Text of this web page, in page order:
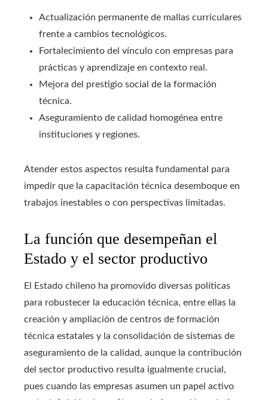
Actualización permanente de mallas curriculares
frente a cambios tecnológicos.
Fortalecimiento del vínculo con empresas para
prácticas y aprendizaje en contexto real.
Mejora del prestigio social de la formación
técnica.
Aseguramiento de calidad homogénea entre
instituciones y regiones.
Atender estos aspectos resulta fundamental para
impedir que la capacitación técnica desemboque en
trabajos inestables o con perspectivas limitadas.
La función que desempeñan el
Estado y el sector productivo
El Estado chileno ha promovido diversas políticas
para robustecer la educación técnica, entre ellas la
creación y ampliación de centros de formación
técnica estatales y la consolidación de sistemas de
aseguramiento de la calidad, aunque la contribución
del sector productivo resulta igualmente crucial,
pues cuando las empresas asumen un papel activo